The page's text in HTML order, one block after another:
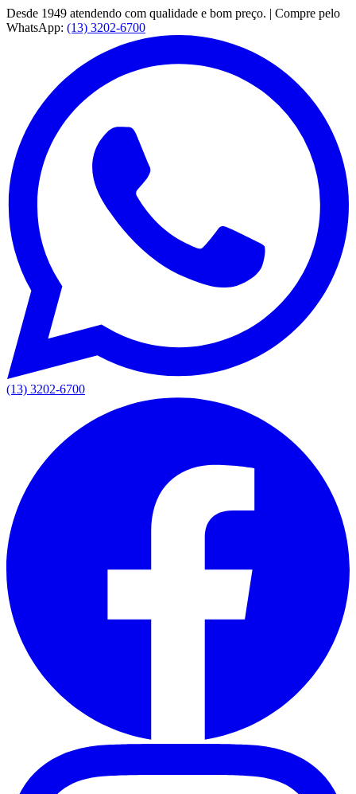
Desde 1949 atendendo com qualidade e bom preço. | Compre pelo
WhatsApp: (13) 3202-6700
(13) 3202-6700